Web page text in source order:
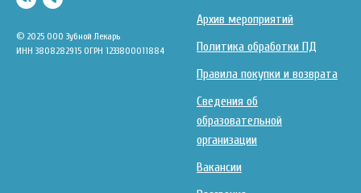
© 2025 ООО Зубной Лекарь
ИНН 3808282915 ОГРН 1233800011884
Архив мероприятий
Политика обработки ПД
Правила покупки и возврата
Сведения об
образовательной
организации
Вакансии